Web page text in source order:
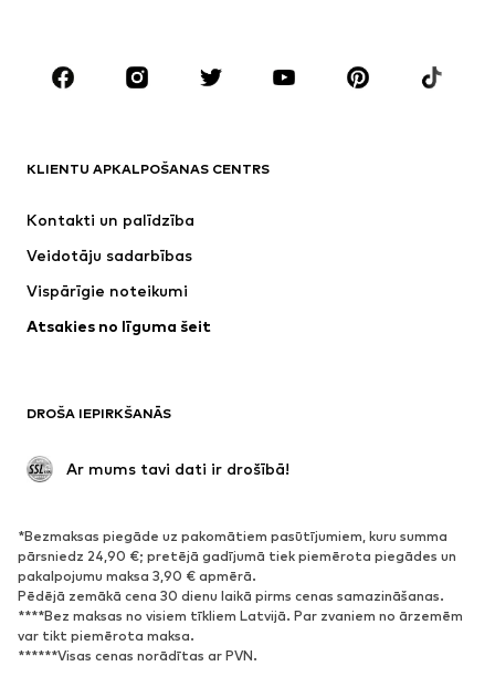
Aksesuāri
Premium
Jaunumi
Šobrīd populāri
Jakas
Apakšveļa
Mēteļi
Svinības
Ekskluzīvi
APAVI
Jaunumi
Šobrīd populāri
Brīvā laika apavi
Puszābaki
Augstpapēžu apavi
Zābaki
KLIENTU APKALPOŠANAS CENTRS
Kontakti un palīdzība
Veidotāju sadarbības
Vispārīgie noteikumi
Atsakies no līguma šeit
DROŠA IEPIRKŠANĀS
Ar mums tavi dati ir drošībā!
*Bezmaksas piegāde uz pakomātiem pasūtījumiem, kuru summa
pārsniedz 24,90 €; pretējā gadījumā tiek piemērota piegādes un
pakalpojumu maksa 3,90 € apmērā.
Pēdējā zemākā cena 30 dienu laikā pirms cenas samazināšanas.
****Bez maksas no visiem tīkliem Latvijā. Par zvaniem no ārzemēm
var tikt piemērota maksa.
******Visas cenas norādītas ar PVN.